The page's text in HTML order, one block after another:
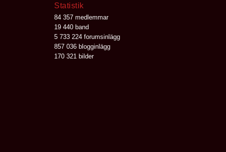
Statistik
84 357 medlemmar
19 440 band
5 733 224 forumsinlägg
857 036 blogginlägg
170 321 bilder